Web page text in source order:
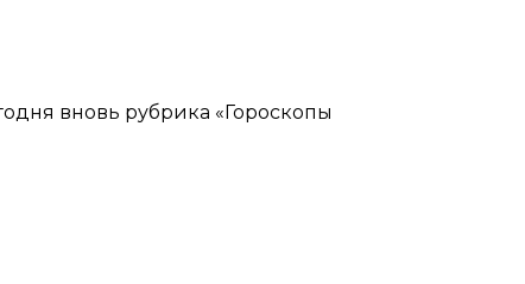
вновь рубрика «Гороскопы